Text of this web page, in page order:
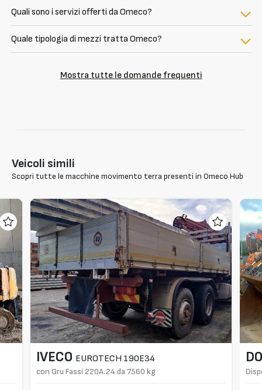
Quali sono i servizi offerti da Omeco?
Quale tipologia di mezzi tratta Omeco?
Mostra tutte le domande frequenti
Veicoli simili
Scopri tutte le macchine movimento terra presenti in Omeco Hub
IVECO EUROTECH 190E34
con Gru Fassi 220A.24 da 7560 kg